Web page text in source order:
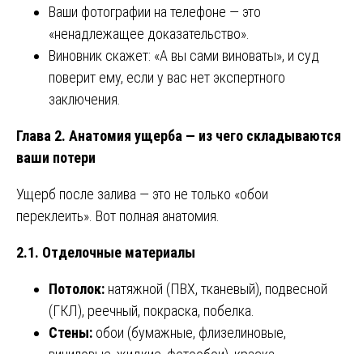
Ваши фотографии на телефоне — это
«ненадлежащее доказательство».
Виновник скажет: «А вы сами виноваты», и суд
поверит ему, если у вас нет экспертного
заключения.
Глава 2. Анатомия ущерба — из чего складываются
ваши потери
Ущерб после залива — это не только «обои
переклеить». Вот полная анатомия.
2.1. Отделочные материалы
Потолок: натяжной (ПВХ, тканевый), подвесной
(ГКЛ), реечный, покраска, побелка.
Стены: обои (бумажные, флизелиновые,